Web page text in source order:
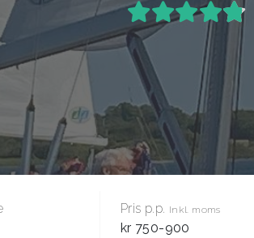
Pris p.p. Inkl. moms
kr 750-900